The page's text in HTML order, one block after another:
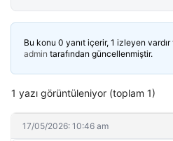
Bu konu 0 yanıt içerir, 1 izleyen vardır
admin tarafından güncellenmiştir.
1 yazı görüntüleniyor (toplam 1)
17/05/2026: 10:46 am